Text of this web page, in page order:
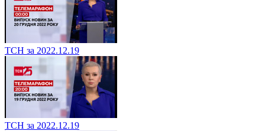
ТСН за 2022.12.19
ТСН за 2022.12.19